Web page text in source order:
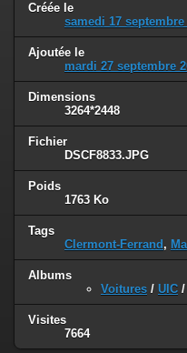
Créée le
samedi 17 septembre
Ajoutée le
mardi 27 septembre
Dimensions
3264*2448
Fichier
DSCF8833.JPG
Poids
1763 Ko
Tags
Clermont-Ferrand ,
Albums
Voitures / UIC /
Visites
7664